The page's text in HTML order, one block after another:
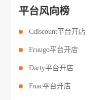
平台风向榜
Cdiscount平台开店
Fruugo平台开店
Darty平台开店
Fnac平台开店